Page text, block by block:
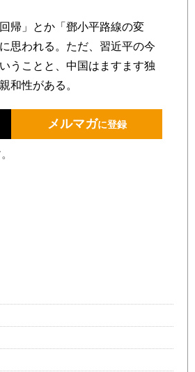
帰」とか「鄧小平路線の変
思われる。ただ、習近平の今
うことと、中国はますます独
和性がある。
メルマガに登録